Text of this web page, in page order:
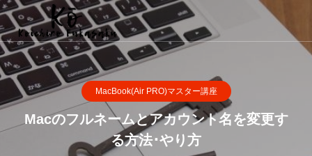
MacBook(Air PRO)マスター講座
Macのフルネームとアカウント名を変更す
る方法･やり方